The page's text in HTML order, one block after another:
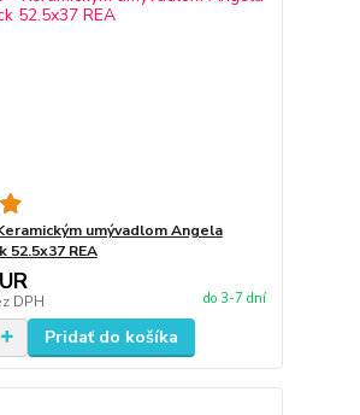
umývadlom Angela
52.5x37 REA
DPH do 3-7 dní
Pridať do košíka